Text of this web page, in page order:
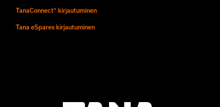
TanaConnect® kirjautuminen
Tana eSpares kirjautuminen